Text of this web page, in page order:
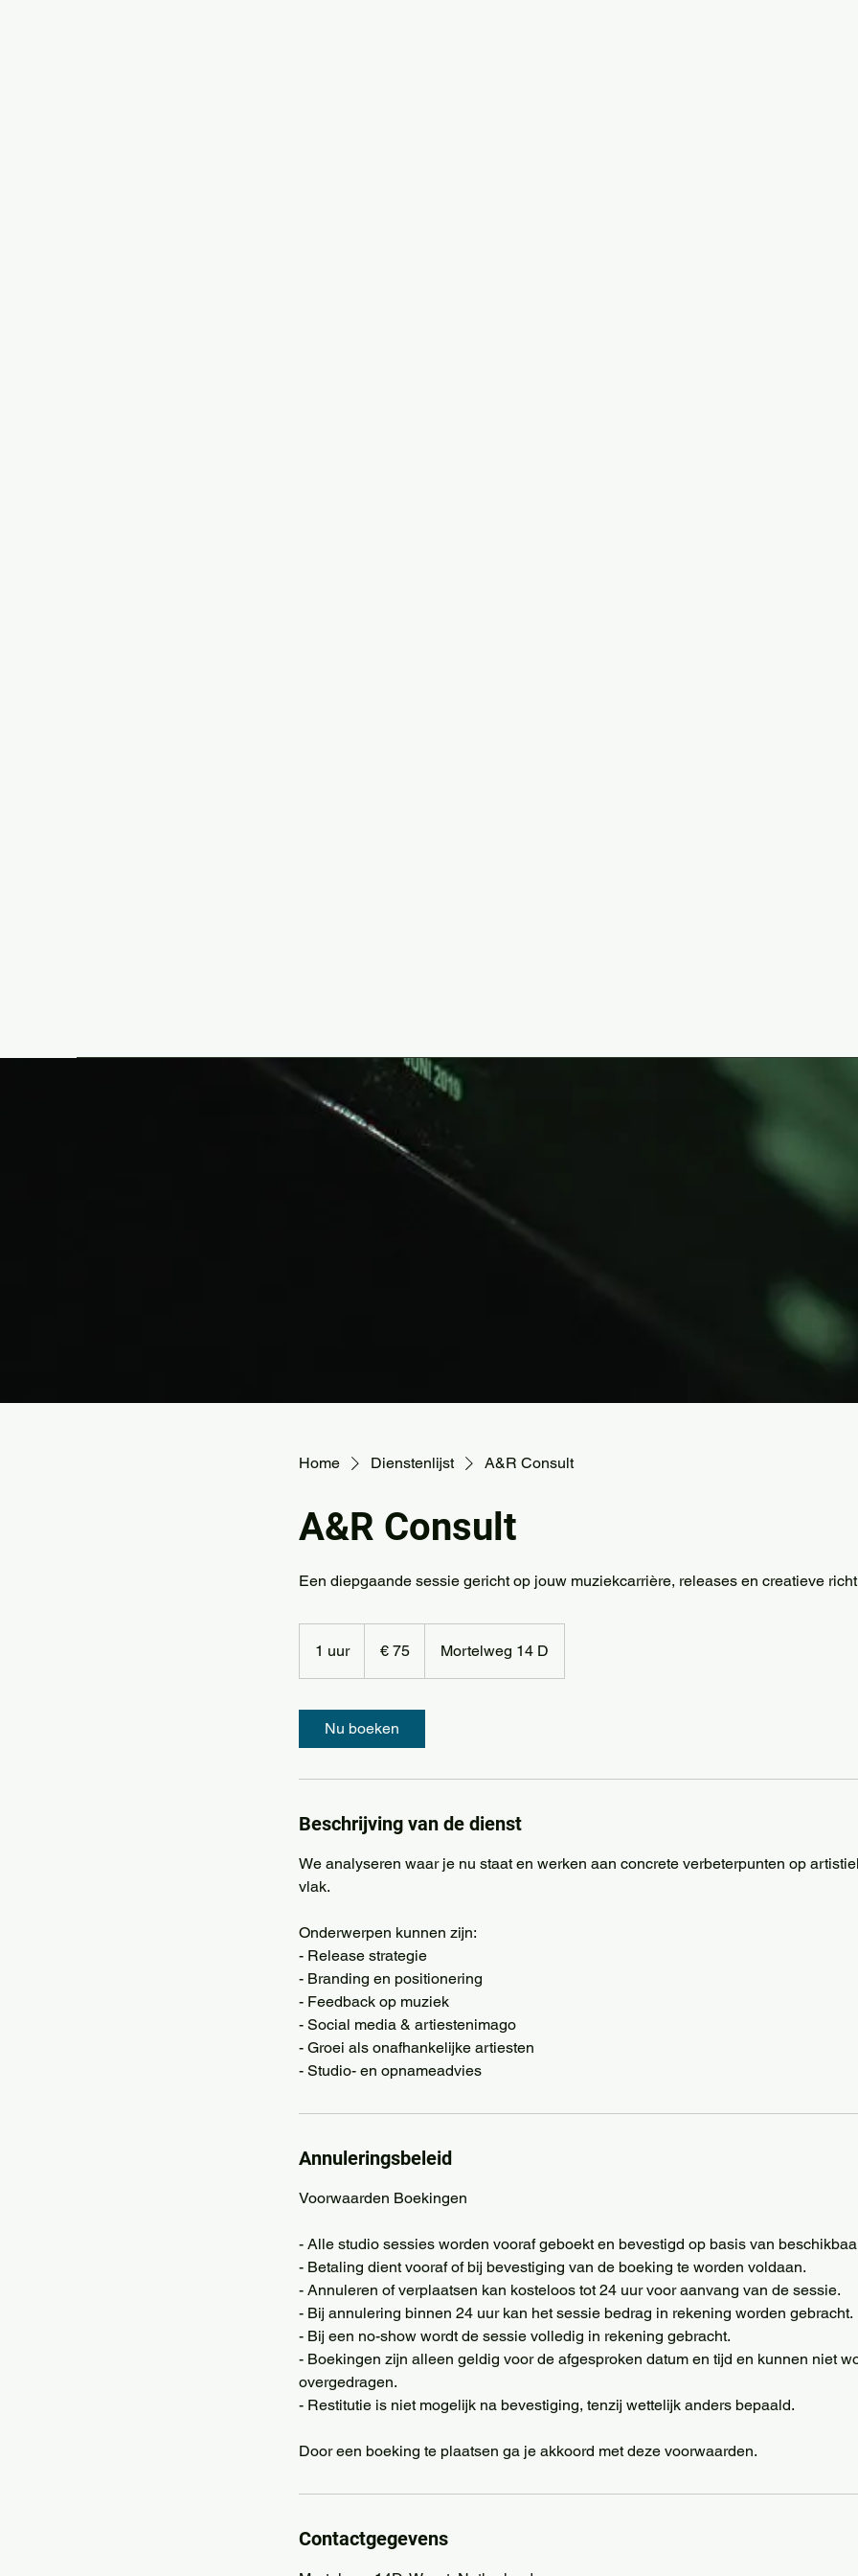
Home Dienstenlijst A&R Consult
A&R Consult
Een diepgaande sessie gericht op jouw muziekcarrière, releases en creatieve
1 uur1
u
€ 75 Mortelweg 14 D
Nu boeken
Beschrijving van de dienst
We analyseren waar je nu staat en werken aan concrete verbeterpunten op
vlak.
Onderwerpen kunnen zijn:
- Release strategie
- Branding en positionering
- Feedback op muziek
- Social media & artiestenimago
- Groei als onafhankelijke artiesten
- Studio- en opnameadvies
Annuleringsbeleid
Voorwaarden Boekingen
- Alle studio sessies worden vooraf geboekt en bevestigd op basis van
- Betaling dient vooraf of bij bevestiging van de boeking te worden voldaan.
- Annuleren of verplaatsen kan kosteloos tot 24 uur voor aanvang van de sessie.
- Bij annulering binnen 24 uur kan het sessie bedrag in rekening worden gebracht.
- Bij een no-show wordt de sessie volledig in rekening gebracht.
- Boekingen zijn alleen geldig voor de afgesproken datum en tijd en kunnen niet
overgedragen.
- Restitutie is niet mogelijk na bevestiging, tenzij wettelijk anders bepaald.
Door een boeking te plaatsen ga je akkoord met deze voorwaarden.
Contactgegevens